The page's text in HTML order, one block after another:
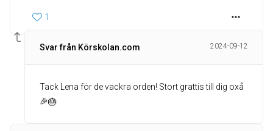
1
Svar från Körskolan.com 2024-09-12
Tack Lena för de vackra orden! Stort grattis till dig oxå
🎉🎂